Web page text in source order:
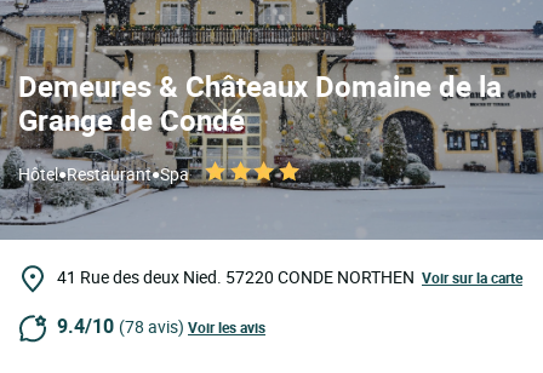
Demeures & Châteaux Domaine de la
Grange de Condé
Hôtel•Restaurant•Spa
41 Rue des deux Nied. 57220 CONDE NORTHEN Voir sur la carte
9.4/10 (78 avis) Voir les avis